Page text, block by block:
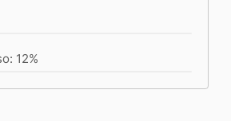
12%